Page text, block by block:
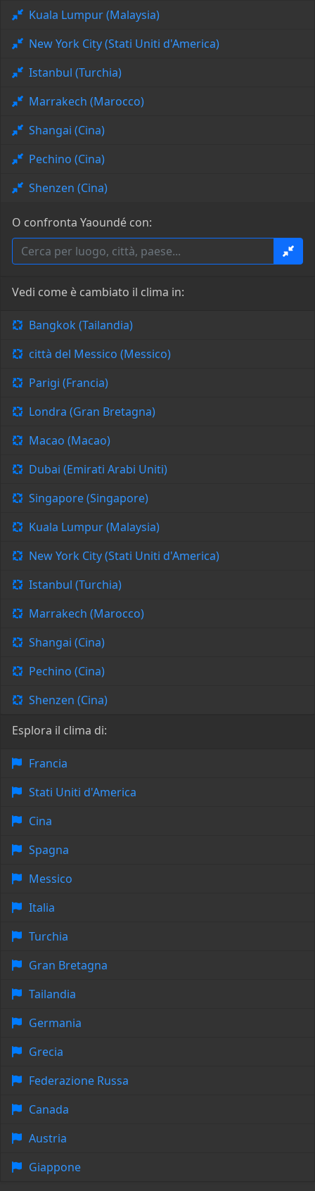
Kuala Lumpur (Malaysia)
New York City (Stati Uniti d'America)
Istanbul (Turchia)
Marrakech (Marocco)
Shangai (Cina)
Pechino (Cina)
Shenzen (Cina)
O confronta Yaoundé con:
Vedi come è cambiato il clima in:
Bangkok (Tailandia)
città del Messico (Messico)
Parigi (Francia)
Londra (Gran Bretagna)
Macao (Macao)
Dubai (Emirati Arabi Uniti)
Singapore (Singapore)
Kuala Lumpur (Malaysia)
New York City (Stati Uniti d'America)
Istanbul (Turchia)
Marrakech (Marocco)
Shangai (Cina)
Pechino (Cina)
Shenzen (Cina)
Esplora il clima di:
Francia
Stati Uniti d'America
Cina
Spagna
Messico
Italia
Turchia
Gran Bretagna
Tailandia
Germania
Grecia
Federazione Russa
Canada
Austria
Giappone